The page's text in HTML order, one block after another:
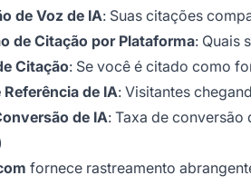
de Voz de IA: Suas citações
de Citação por Plataforma: Quais
Citação: Se você é citado como
de IA: Visitantes
de IA: Taxa de
fornece rastreamento